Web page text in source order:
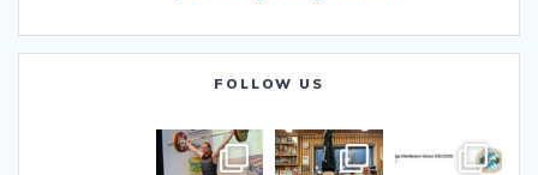
FOLLOW US